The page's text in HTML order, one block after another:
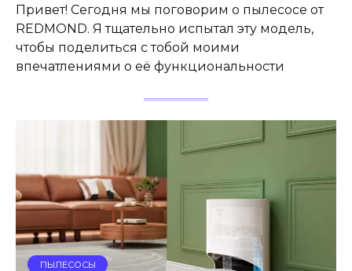
Привет! Сегодня мы поговорим о пылесосе от
REDMOND. Я тщательно испытал эту модель,
чтобы поделиться с тобой моими
впечатлениями о её функциональности
ПЫЛЕСОСЫ